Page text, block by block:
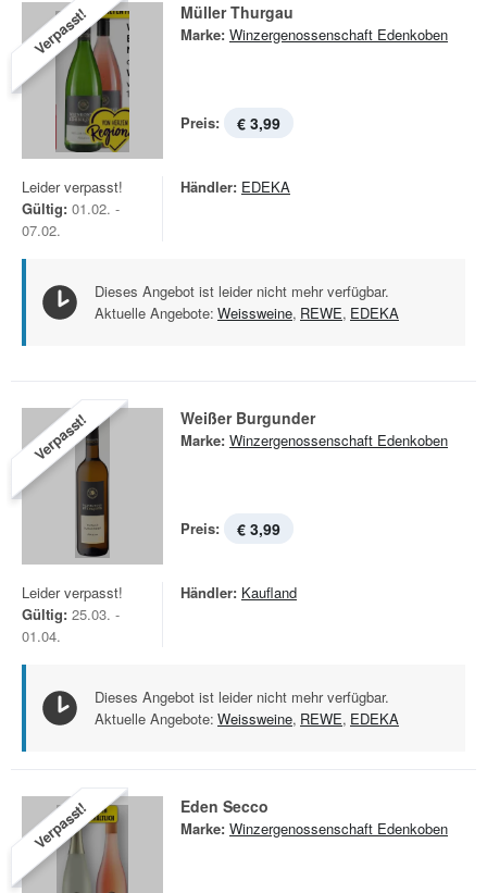
Verpasst! Müller Thurgau
Marke: Winzergenossenschaft Edenkoben
Preis: € 3,99
Leider verpasst!
Gültig: 01.02. -
07.02.
Händler: EDEKA
Dieses Angebot ist leider nicht mehr verfügbar.
Aktuelle Angebote: Weissweine, REWE, EDEKA
Verpasst! Weißer Burgunder
Marke: Winzergenossenschaft Edenkoben
Preis: € 3,99
Leider verpasst!
Gültig: 25.03. -
01.04.
Händler: Kaufland
Dieses Angebot ist leider nicht mehr verfügbar.
Aktuelle Angebote: Weissweine, REWE, EDEKA
Verpasst! Eden Secco
Marke: Winzergenossenschaft Edenkoben